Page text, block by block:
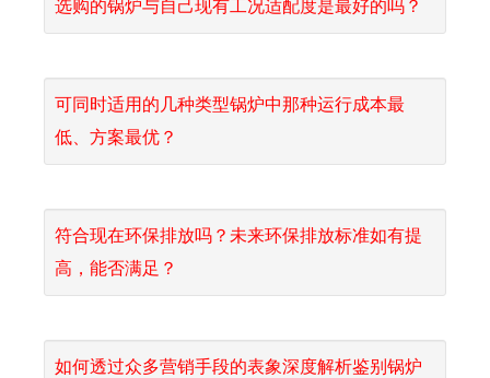
选购的锅炉与自己现有工况适配度是最好的吗？
可同时适用的几种类型锅炉中那种运行成本最
低、方案最优？
符合现在环保排放吗？未来环保排放标准如有提
高，能否满足？
如何透过众多营销手段的表象深度解析鉴别锅炉